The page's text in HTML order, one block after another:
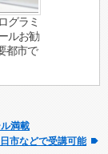
グラミ
ルお勧
都市で
満載
市などで受講可能